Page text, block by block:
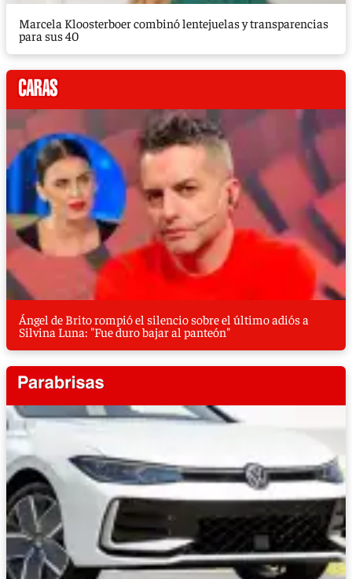
Marcela Kloosterboer combinó lentejuelas y transparencias
para sus 40
Ángel de Brito rompió el silencio sobre el último adiós a
Silvina Luna: "Fue duro bajar al panteón"